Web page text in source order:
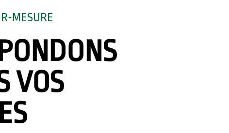
MESURE
VOS